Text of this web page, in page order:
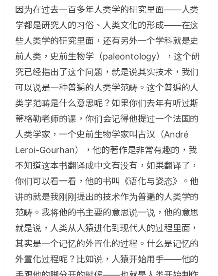
因为在过去一百多年人类学的研究里面——人类
学都是研究人的习俗、人类文化的形成——在这
些人类学的研究里面，还有另外一个学科就是史
前人类，史前生物学（paleontology），这个研
究已经指出了这个问题，就是说其实技术，我们
可以说是一种普遍的人类学范畴。这个普遍的人
类学范畴是什么意思呢？如果你们去年有听过斯
蒂格勒老师的课，你们会记得他提过一个法国的
人类学家，一个史前生物学家叫古汉（André
Leroi-Gourhan），他的著作是非常有趣的，我
不知道这本书翻译成中文有没有，如果翻译了，
你们可以看一看，他的书叫《语化与姿态》。他
讲的就是我刚刚提出的技术作为普遍的人类学的
范畴。我将他的书主要的意思说一说，他的意思
就是说，人类从人猿进化到现代人的过程里面，
其实是一个记忆的外置化的过程。什么是记忆的
外置化过程呢？比如说，人猿开始用手——他的